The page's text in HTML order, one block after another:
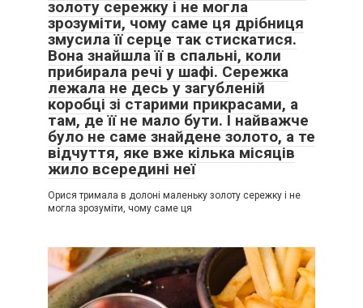
золоту сережку і не могла
зрозуміти, чому саме ця дрібниця
змусила її серце так стискатися.
Вона знайшла її в спальні, коли
прибирала речі у шафі. Сережка
лежала не десь у загубленій
коробці зі старими прикрасами, а
там, де її не мало бути. І найважче
було не саме знайдене золото, а те
відчуття, яке вже кілька місяців
жило всередині неї
Орися тримала в долоні маленьку золоту сережку і не
могла зрозуміти, чому саме ця